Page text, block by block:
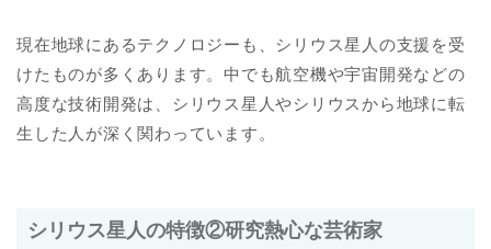
現在地球にあるテクノロジーも、シリウス星人の支援を受
けたものが多くあります。中でも航空機や宇宙開発などの
高度な技術開発は、シリウス星人やシリウスから地球に転
生した人が深く関わっています。
シリウス星人の特徴②研究熱心な芸術家